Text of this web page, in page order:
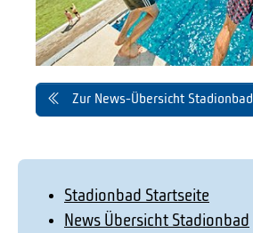
Zur News-Übersicht Stadionbad
Stadionbad Startseite
News Übersicht Stadionbad